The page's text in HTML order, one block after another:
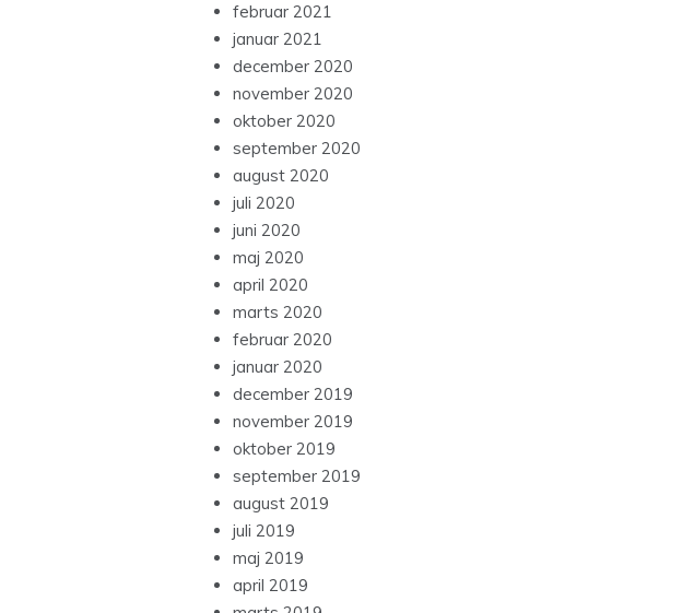
februar 2021
januar 2021
december 2020
november 2020
oktober 2020
september 2020
august 2020
juli 2020
juni 2020
maj 2020
april 2020
marts 2020
februar 2020
januar 2020
december 2019
november 2019
oktober 2019
september 2019
august 2019
juli 2019
maj 2019
april 2019